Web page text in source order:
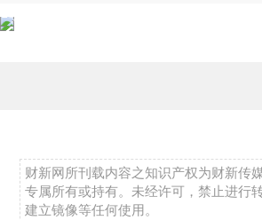
财新网所刊载内容之知识产权为财新传
专属所有或持有。未经许可，禁止进行
建立镜像等任何使用。